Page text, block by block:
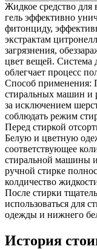
Жидкое средство
гель эффективно
фитонциду,
экстрактам
загрязнения,
цвет вещей. Система
облегчает процесс
Способ применения:
стиральных машин и
за исключением
соблюдать режим
Перед стиркой
Белую и цветную
соответствующее
стиральной машины
ручной стирке
колдичество
После стирки
использоваться для
одежды и нижнего
История